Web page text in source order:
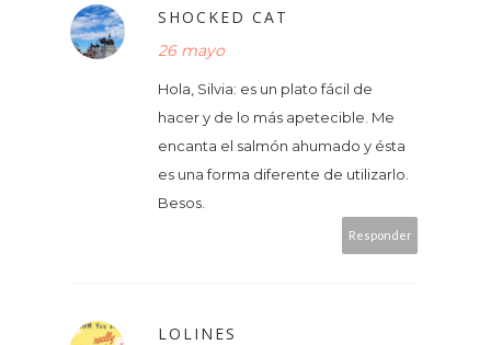
SHOCKED CAT
26 mayo
Hola, Silvia: es un plato fácil de
hacer y de lo más apetecible. Me
encanta el salmón ahumado y ésta
es una forma diferente de utilizarlo.
Besos.
Responder
LOLINES